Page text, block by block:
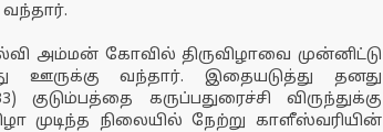
அம்மன் கோவில் திருவிழாவை முன்னிட்டு
ஊருக்கு வந்தார். இதையடுத்து தனது
கருப்பதுரைச்சி விருந்துக்கு
முடிந்த நிலையில் நேற்று காளீஸ்வரியின்